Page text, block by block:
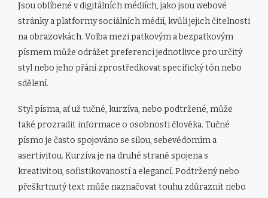
Jsou oblíbené v digitálních médiích, jako jsou webové
stránky a platformy sociálních médií, kvůli jejich čitelnosti
na obrazovkách. Volba mezi patkovým a bezpatkovým
písmem může odrážet preferenci jednotlivce pro určitý
styl nebo jeho přání zprostředkovat specifický tón nebo
sdělení.
Styl písma, ať už tučné, kurzíva, nebo podtržené, může
také prozradit informace o osobnosti člověka. Tučné
písmo je často spojováno se silou, sebevědomím a
asertivitou. Kurzíva je na druhé straně spojena s
kreativitou, sofistikovaností a elegancí. Podtržený nebo
přeškrtnutý text může naznačovat touhu zdůraznit nebo